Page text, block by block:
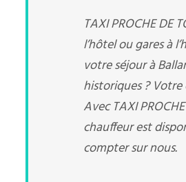
TAXI PROCHE
l’hôtel ou gares à
votre séjour à
historiques ?
Avec TAXI
chauffeur est
compter sur nous.